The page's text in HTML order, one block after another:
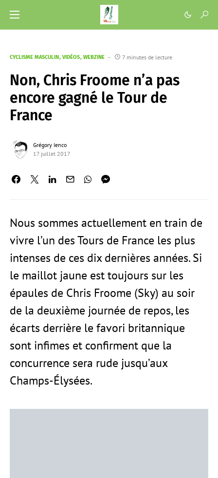
CYCLISME MASCULIN VIDÉOS WEBZINE 7 minutes de lecture
Non, Chris Froome n’a pas
encore gagné le Tour de
France
Grégory Ienco
17 juillet 2017
Nous sommes actuellement en train de
vivre l’un des Tours de France les plus
intenses de ces dix dernières années. Si
le maillot jaune est toujours sur les
épaules de Chris Froome (Sky) au soir
de la deuxième journée de repos, les
écarts derrière le favori britannique
sont infimes et confirment que la
concurrence sera rude jusqu’aux
Champs-Élysées.